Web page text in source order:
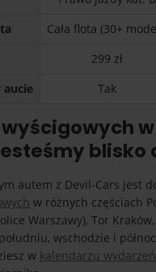
Cała flota (30+
299 zł
Tak
wyścigowych
blisko
autem z Devil-Cars jest
w różnych częściach
Warszawy), Tor
wschodzie i
w kalendarzu wydarzeń